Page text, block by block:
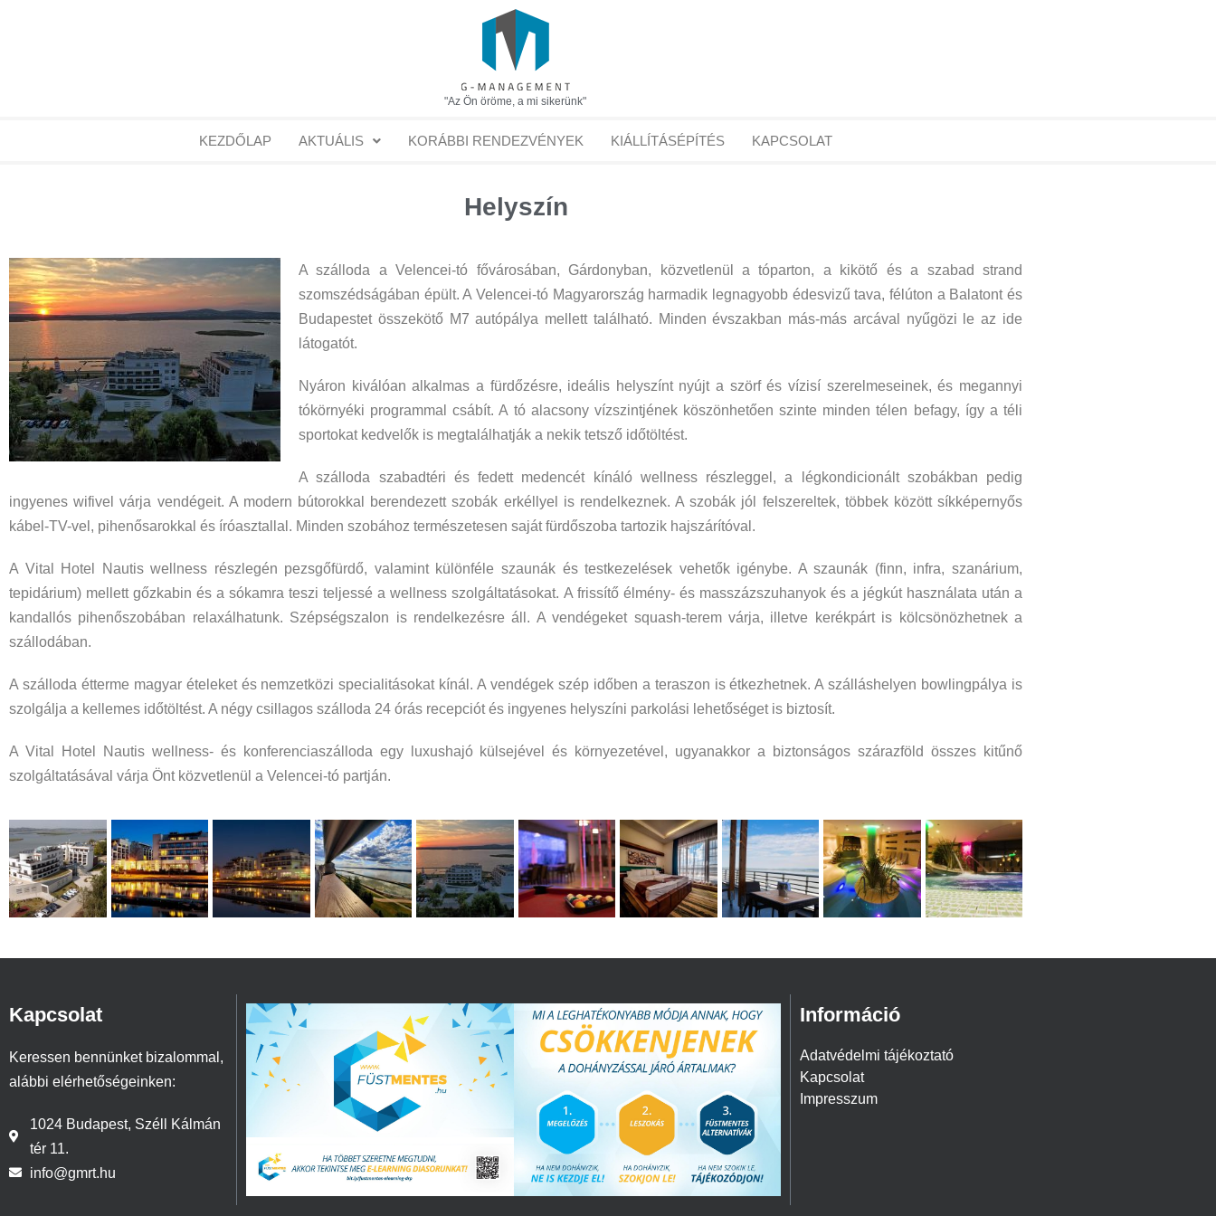
"Az Ön öröme, a mi sikerünk"
KEZDŐLAP AKTUÁLIS KORÁBBI RENDEZVÉNYEK KIÁLLÍTÁSÉPÍTÉS KAPCSOLAT
Helyszín
A szálloda a Velencei-tó fővárosában, Gárdonyban, közvetlenül a tóparton, a kikötő és a szabad strand
szomszédságában épült. A Velencei-tó Magyarország harmadik legnagyobb édesvizű tava, félúton a Balatont és
Budapestet összekötő M7 autópálya mellett található. Minden évszakban más-más arcával nyűgözi le az ide
látogatót.
Nyáron kiválóan alkalmas a fürdőzésre, ideális helyszínt nyújt a szörf és vízisí szerelmeseinek, és megannyi
tókörnyéki programmal csábít. A tó alacsony vízszintjének köszönhetően szinte minden télen befagy, így a téli
sportokat kedvelők is megtalálhatják a nekik tetsző időtöltést.
A szálloda szabadtéri és fedett medencét kínáló wellness részleggel, a légkondicionált szobákban pedig
ingyenes wifivel várja vendégeit. A modern bútorokkal berendezett szobák erkéllyel is rendelkeznek. A szobák jól felszereltek, többek között síkképernyős
kábel-TV-vel, pihenősarokkal és íróasztallal. Minden szobához természetesen saját fürdőszoba tartozik hajszárítóval.
A Vital Hotel Nautis wellness részlegén pezsgőfürdő, valamint különféle szaunák és testkezelések vehetők igénybe. A szaunák (finn, infra, szanárium,
tepidárium) mellett gőzkabin és a sókamra teszi teljessé a wellness szolgáltatásokat. A frissítő élmény- és masszázszuhanyok és a jégkút használata után a
kandallós pihenőszobában relaxálhatunk. Szépségszalon is rendelkezésre áll. A vendégeket squash-terem várja, illetve kerékpárt is kölcsönözhetnek a
szállodában.
A szálloda étterme magyar ételeket és nemzetközi specialitásokat kínál. A vendégek szép időben a teraszon is étkezhetnek. A szálláshelyen bowlingpálya is
szolgálja a kellemes időtöltést. A négy csillagos szálloda 24 órás recepciót és ingyenes helyszíni parkolási lehetőséget is biztosít.
A Vital Hotel Nautis wellness- és konferenciaszálloda egy luxushajó külsejével és környezetével, ugyanakkor a biztonságos szárazföld összes kitűnő
szolgáltatásával várja Önt közvetlenül a Velencei-tó partján.
Kapcsolat
Keressen bennünket bizalommal,
alábbi elérhetőségeinken:
1024 Budapest, Széll Kálmán
tér 11.
info@gmrt.hu
Információ
Adatvédelmi tájékoztató
Kapcsolat
Impresszum